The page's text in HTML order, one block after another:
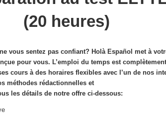
(20 heures)
vous sentez pas confiant? Holà Español met à
pour vous. L’emploi du temps est complètement
coursà des horaires flexibles avec l’unde nos
méthodes rédactionnelleset
les détailsde notre offre ci-dessous: